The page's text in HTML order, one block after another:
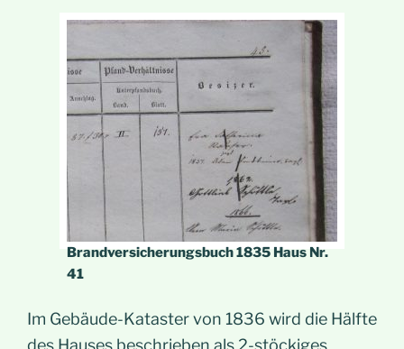
Brandversicherungsbuch 1835 Haus Nr.
41
Im Gebäude-Kataster von 1836 wird die Hälfte
des Hauses beschrieben als 2-stöckiges